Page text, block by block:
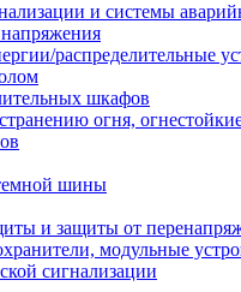
и системы
распределительные
шкафов
огня,
шины
и защиты от
модульные
сигнализации